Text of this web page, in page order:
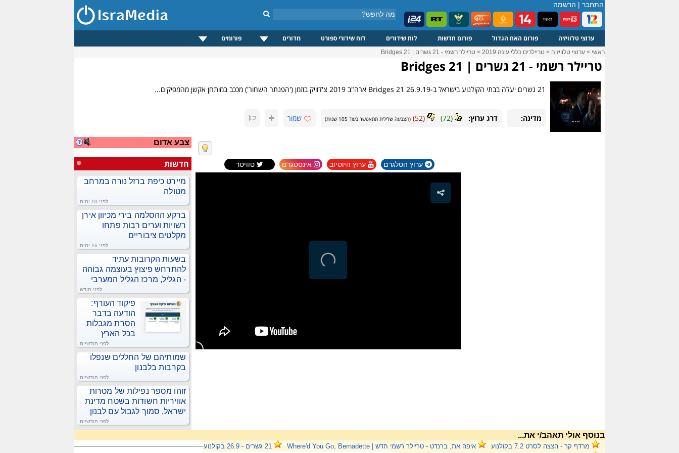
התחבר | הרשמה
ערוצי טלוויזיה פורום האח הגדול פורום חדשות לוח שידורים לוח שידורי ספורט מדורים פורומים
ראשי > ערוצי טלוויזיה > טריילרים כללי עונה 2019 > טריילר רשמי - 21 גשרים | 21 Bridges
טריילר רשמי - 21 גשרים | 21 Bridges
21 גשרים יעלה בבתי הקולנוע בישראל ב-26.9.19 21 Bridges ארה"ב 2019 צ'דוויק בוזמן ('הפנתר השחור') מככב במותחן אקשן מהמפיקים...
מדינה: דרג ערוץ: (
72
)
(
52
) (הצבעה שלילית תתאפשר בעוד 105 שניות) שמור
צבע אדום
חדשות
מיירט כיפת ברזל נורה במרחב
מטולה
לפני 10 ימים
ברקע ההסלמה בירי מכיוון אירן
רשויות וערים רבות פתחו
מקלטים ציבוריים
לפני 16 ימים
בשעות הקרובות עתיד
להתרחש פיצוץ בעוצמה גבוהה
- הגליל, מרכז הגליל המערבי
לפני חודש
פיקוד העורף:
הודעה בדבר
הסרת מגבלות
בכל הארץ
לפני חודשיים
שמותיהם של החללים שנפלו
בקרבות בלבנון
לפני חודשיים
זוהו מספר נפילות של מטרות
אוויריות חשודות בשטח מדינת
ישראל, סמוך לגבול עם לבנון
לפני חודשיים
ערוץ הטלגרם ערוץ היוטיוב אינסטגרם טוויטר
בנוסף אולי תאהב/י את...
מרדף קר - הצצה לסרט 7.2 בקולנוע איפה את, ברנדט - טריילר רשמי חדש | Where'd You Go, Bernadette 21 גשרים - 26.9 בקולנוע